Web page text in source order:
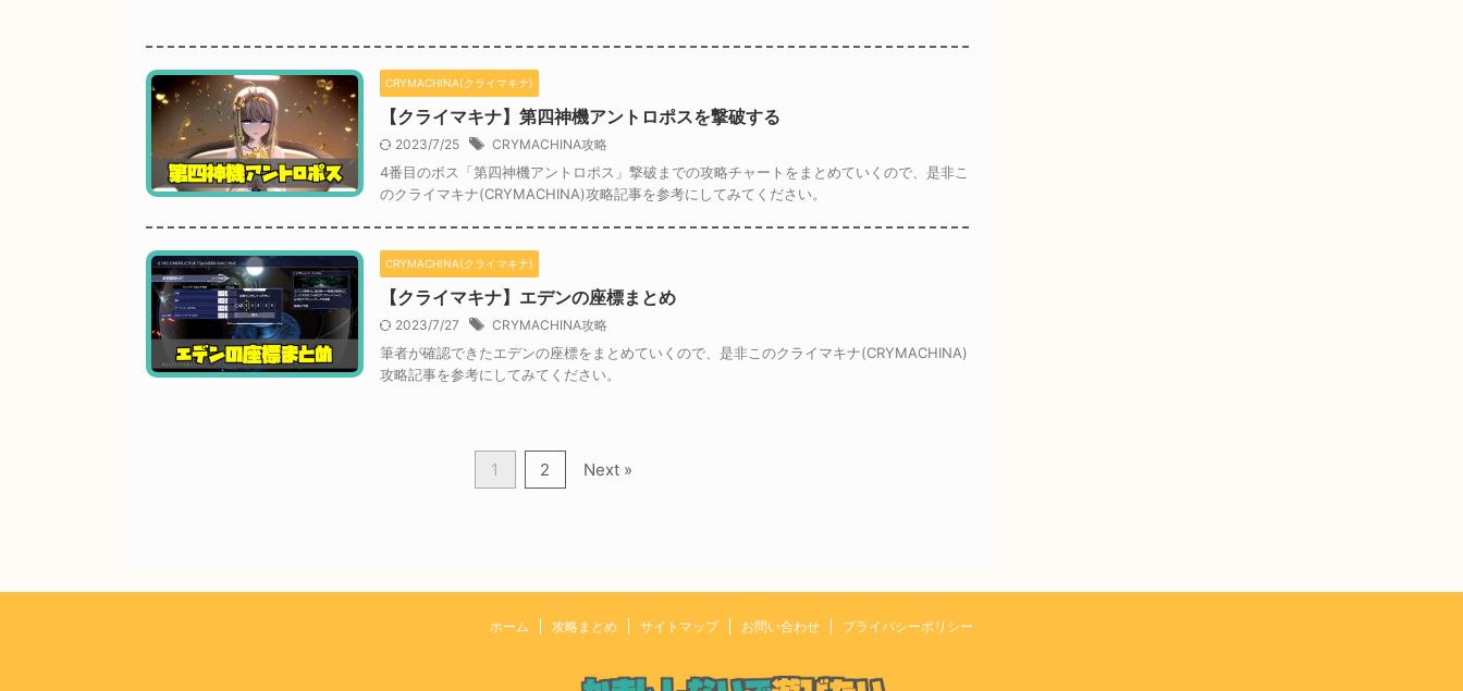
CRYMACHINA(クライマキナ)
【クライマキナ】第四神機アントロポスを撃破する
2023/7/25 CRYMACHINA攻略
4番目のボス「第四神機アントロポス」撃破までの攻略チャートをまとめていくので、是非こ
のクライマキナ(CRYMACHINA)攻略記事を参考にしてみてください。
CRYMACHINA(クライマキナ)
【クライマキナ】エデンの座標まとめ
2023/7/27 CRYMACHINA攻略
筆者が確認できたエデンの座標をまとめていくので、是非このクライマキナ(CRYMACHINA)
攻略記事を参考にしてみてください。
1 2 Next »
ホーム 攻略まとめ サイトマップ お問い合わせ プライバシーポリシー